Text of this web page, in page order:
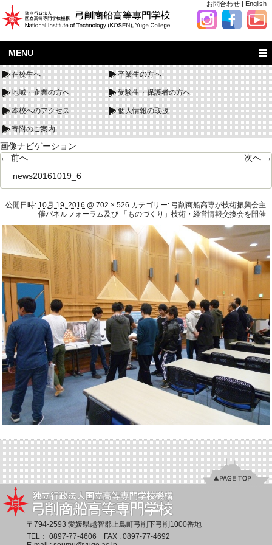
お問合わせ | English
MENU
在校生へ 卒業生の方へ
地域・企業の方へ 受験生・保護者の方へ
本校へのアクセス 個人情報の取扱
寄附のご案内
画像ナビゲーション
← 前へ
次へ →
news20161019_6
公開日時: 10月 19, 2016 @ 702 × 526 カテゴリー: 弓削商船高専が技術振興会主
催パネルフォーラム及び 「ものづくり」技術・経営情報交換会を開催
〒794-2593 愛媛県越智郡上島町弓削下弓削1000番地
TEL： 0897-77-4606 FAX : 0897-77-4692